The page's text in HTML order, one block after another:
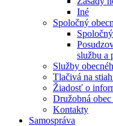
Iné
Spoločný
službu a
Služby
Tlačivá na
Žiadosť o
Družobná
Kontakty
Samospráva